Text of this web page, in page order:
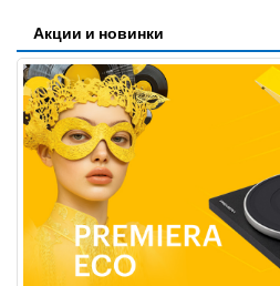
Акции и новинки